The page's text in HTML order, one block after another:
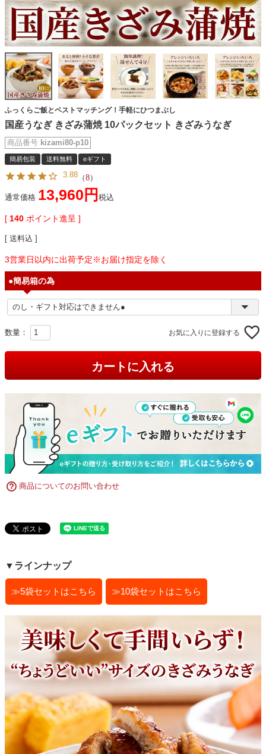
ふっくらご飯とベストマッチング！手軽にひつまぶし
国産うなぎ きざみ蒲焼 10パックセット きざみうなぎ
商品番号 kizami80-p10
簡易包装 送料無料 eギフト
3.88 （8）
通常価格 13,960 税込
[ 140 ポイント進呈 ]
送料込
3営業日以内に出荷予定※お届け指定を除く
●簡易箱の為
お気に入りに登録する
カートに入れる
商品についてのお問い合わせ
▼ラインナップ
≫5袋セットはこちら ≫10袋セットはこちら